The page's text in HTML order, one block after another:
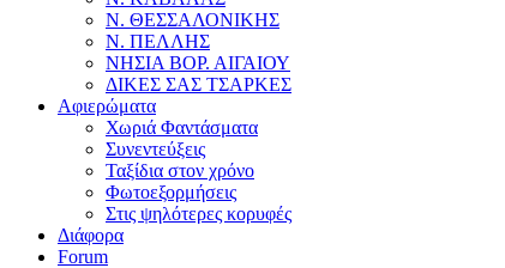
Ν. ΘΕΣΣΑΛΟΝΙΚΗΣ
Ν. ΠΕΛΛΗΣ
ΝΗΣΙΑ ΒΟΡ. ΑΙΓΑΙΟΥ
ΔΙΚΕΣ ΣΑΣ ΤΣΑΡΚΕΣ
Αφιερώματα
Χωριά Φαντάσματα
Συνεντεύξεις
Ταξίδια στον χρόνο
Φωτοεξορμήσεις
Στις ψηλότερες κορυφές
Διάφορα
Forum